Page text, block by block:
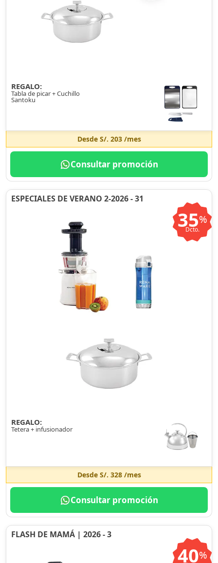
REGALO:
Tabla de picar + Cuchillo
Santoku
Desde S/. 203/mes
Consultar promoción
ESPECIALES DE VERANO 2-2026 - 31
35%
Dcto.
REGALO:
Tetera + infusionador
Desde S/. 328/mes
Consultar promoción
FLASH DE MAMÁ | 2026 - 3
40%